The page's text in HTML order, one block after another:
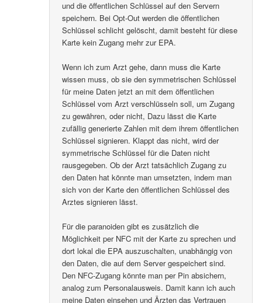
und die öffentlichen Schlüssel auf den Servern
speichern. Bei Opt-Out werden die öffentlichen
Schlüssel schlicht gelöscht, damit besteht für diese
Karte kein Zugang mehr zur EPA.
Wenn ich zum Arzt gehe, dann muss die Karte
wissen muss, ob sie den symmetrischen Schlüssel
für meine Daten jetzt an mit dem öffentlichen
Schlüssel vom Arzt verschlüsseln soll, um Zugang
zu gewähren, oder nicht, Dazu lässt die Karte
zufällig generierte Zahlen mit dem ihrem öffentlichen
Schlüssel signieren. Klappt das nicht, wird der
symmetrische Schlüssel für die Daten nicht
rausgegeben. Ob der Arzt tatsächlich Zugang zu
den Daten hat könnte man umsetzten, indem man
sich von der Karte den öffentlichen Schlüssel des
Arztes signieren lässt.
Für die paranoiden gibt es zusätzlich die
Möglichkeit per NFC mit der Karte zu sprechen und
dort lokal die EPA auszuschalten, unabhängig von
den Daten, die auf dem Server gespeichert sind.
Den NFC-Zugang könnte man per Pin absichern,
analog zum Personalausweis. Damit kann ich auch
meine Daten einsehen und Ärzten das Vertrauen